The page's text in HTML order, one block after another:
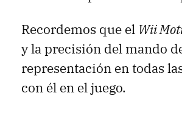
Recordemos que el Wii
y la precisión del mando
representación en todas
con él en el juego.